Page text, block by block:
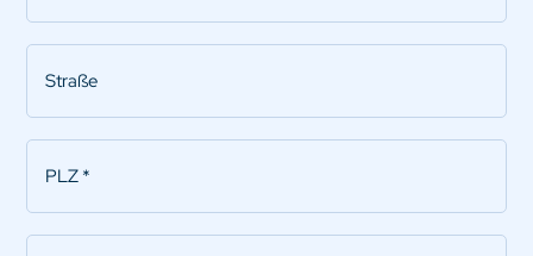
Straße
PLZ
Ort